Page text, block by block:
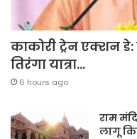
काकोरी ट्रेन एक्शन
तिरंगा यात्रा…
6 hours ago
राम
लागू